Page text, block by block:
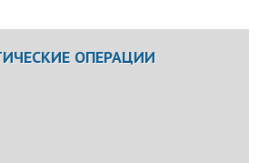
ОПЕРАЦИИ